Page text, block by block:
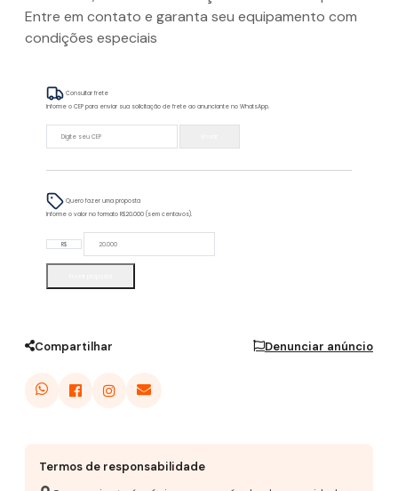
Entre em contato e garanta seu equipamento com
condições especiais
Consultar frete
Informe o CEP para enviar sua solicitação de frete ao anunciante no WhatsApp.
Quero fazer uma proposta
Informe o valor no formato R$20.000 (sem centavos).
R$
Compartilhar Denunciar anúncio
Termos de responsabilidade